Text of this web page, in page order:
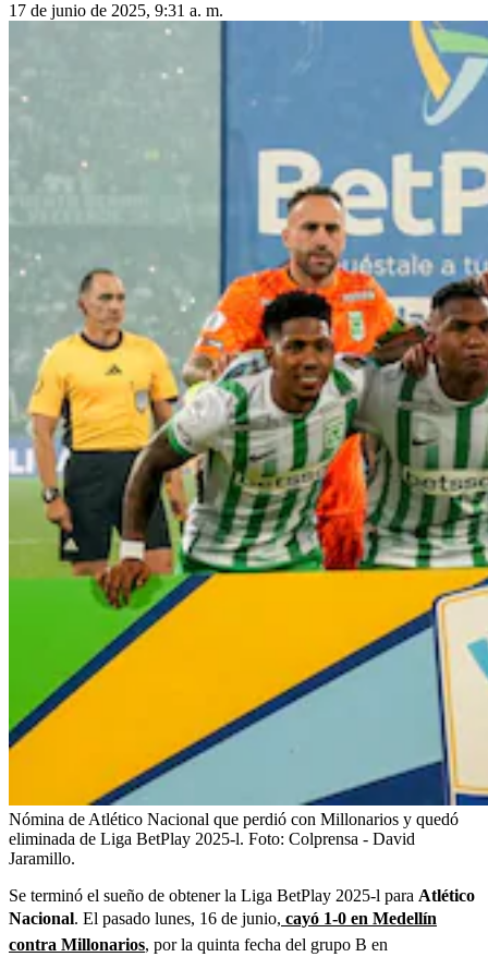
17 de junio de 2025, 9:31 a. m.
Nómina de Atlético Nacional que perdió con Millonarios y quedó
eliminada de Liga BetPlay 2025-l. Foto: Colprensa - David
Jaramillo.
Se terminó el sueño de obtener la Liga BetPlay 2025-l para Atlético
Nacional. El pasado lunes, 16 de junio, cayó 1-0 en Medellín
contra Millonarios, por la quinta fecha del grupo B en